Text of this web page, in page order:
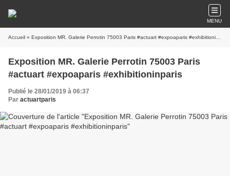
MENU
Accueil » Exposition MR. Galerie Perrotin 75003 Paris #actuart #expoaparis #exhibitioninparis
Exposition MR. Galerie Perrotin 75003 Paris
#actuart #expoaparis #exhibitioninparis
Publié le 28/01/2019 à 06:37
Par actuartparis